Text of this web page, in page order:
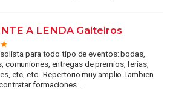
A LENDA Gaiteiros
para todo tipo de eventos: bodas,
comuniones, entregas de premios, ferias,
etc, etc...Repertorio muy amplio.Tambien
formaciones ...